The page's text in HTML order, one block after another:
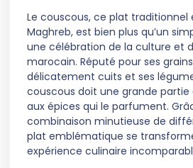
Le couscous, ce plat
Maghreb, est bien plus qu’un
une célébration de la culture et
marocain. Réputé pour ses
délicatement cuits et ses
couscous doit une grande partie
aux épices qui le parfument.
combinaison minutieuse de
plat emblématique se
expérience culinaire